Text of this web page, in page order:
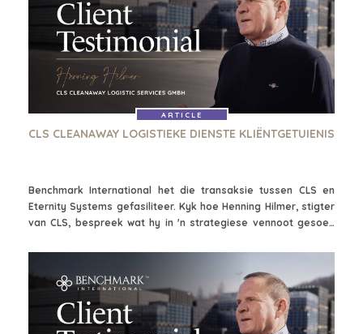
ARTICLE
CLS CLEANAWAY LOGISTIEKE DIENSTE KLIËNTGETUIENIS
Benchmark International het die transaksie tussen CLS en
Eternity Systems gefasiliteer. Kyk hoe Henning Hilmer, stigter
van CLS, bespreek wat hy in 'n strategiese vennoot gesoek
bewerkstellig.